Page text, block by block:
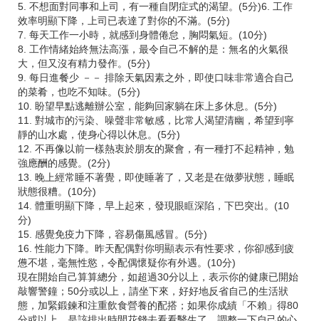
5. 不想面對同事和上司，有一種自閉症式的渴望。(5分)6. 工作
效率明顯下降，上司已表達了對你的不滿。(5分)
7. 每天工作一小時，就感到身體倦怠，胸悶氣短。(10分)
8. 工作情緒始終無法高漲，最令自己不解的是：無名的火氣很
大，但又沒有精力發作。(5分)
9. 每日進餐少 －－ 排除天氣因素之外，即使口味非常適合自己
的菜肴，也吃不知味。(5分)
10. 盼望早點逃離辦公室，能夠回家躺在床上多休息。(5分)
11. 對城市的污染、噪聲非常敏感，比常人渴望清幽，希望到寧
靜的山水處，使身心得以休息。(5分)
12. 不再像以前一樣熱衷於朋友的聚會，有一種打不起精神，勉
強應酬的感覺。(2分)
13. 晚上經常睡不著覺，即使睡著了，又老是在做夢狀態，睡眠
狀態很糟。(10分)
14. 體重明顯下降，早上起來，發現眼眶深陷，下巴突出。(10
分)
15. 感覺免疫力下降，容易傷風感冒。(5分)
16. 性能力下降。昨天配偶對你明顯表示有性要求，你卻感到疲
憊不堪，毫無性慾，令配偶懷疑你有外遇。(10分)
現在開始自己算算總分，如超過30分以上，表示你的健康已開始
敲響警鐘；50分或以上，請坐下來，好好地反省自己的生活狀
態，加緊鍛鍊和注重飲食營養的配搭；如果你成績「不賴」得80